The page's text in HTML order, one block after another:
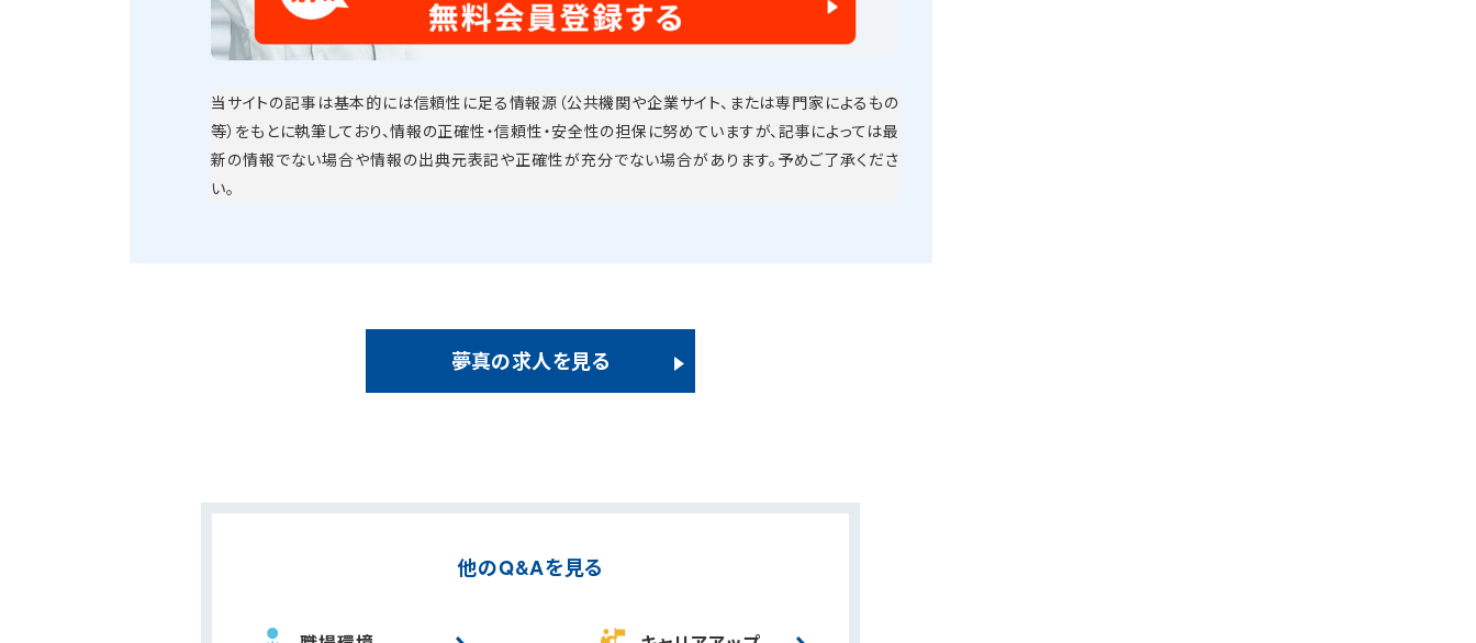
当サイトの記事は基本的には信頼性に足る情報源（公共機関や企業サイト、または専門家によるもの
等）をもとに執筆しており、情報の正確性・信頼性・安全性の担保に努めていますが、記事によっては最
新の情報でない場合や情報の出典元表記や正確性が充分でない場合があります。予めご了承くださ
い。
夢真の求人を見る
他のQ&Aを見る